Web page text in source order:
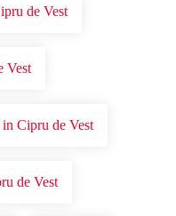
de Vest
Vest
Cipru de Vest
de Vest